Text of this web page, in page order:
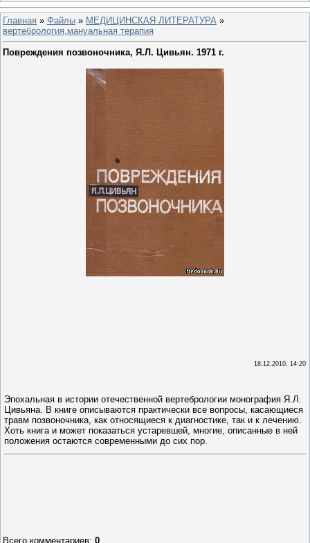
Главная » Файлы » МЕДИЦИНСКАЯ ЛИТЕРАТУРА »
вертебрология,мануальная терапия
Повреждения позвоночника, Я.Л. Цивьян. 1971 г.
18.12.2010, 14:20
Эпохальная в истории отечественной вертебрологии монография Я.Л.
Цивьяна. В книге описываются практически все вопросы, касающиеся
травм позвоночника, как относящиеся к диагностике, так и к лечению.
Хоть книга и может показаться устаревшей, многие, описанные в ней
положения остаются современными до сих пор.
Всего комментариев: 0